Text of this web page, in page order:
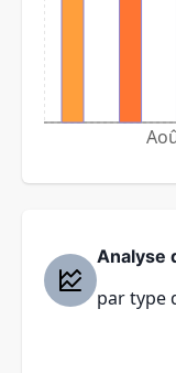
Analyse
par type